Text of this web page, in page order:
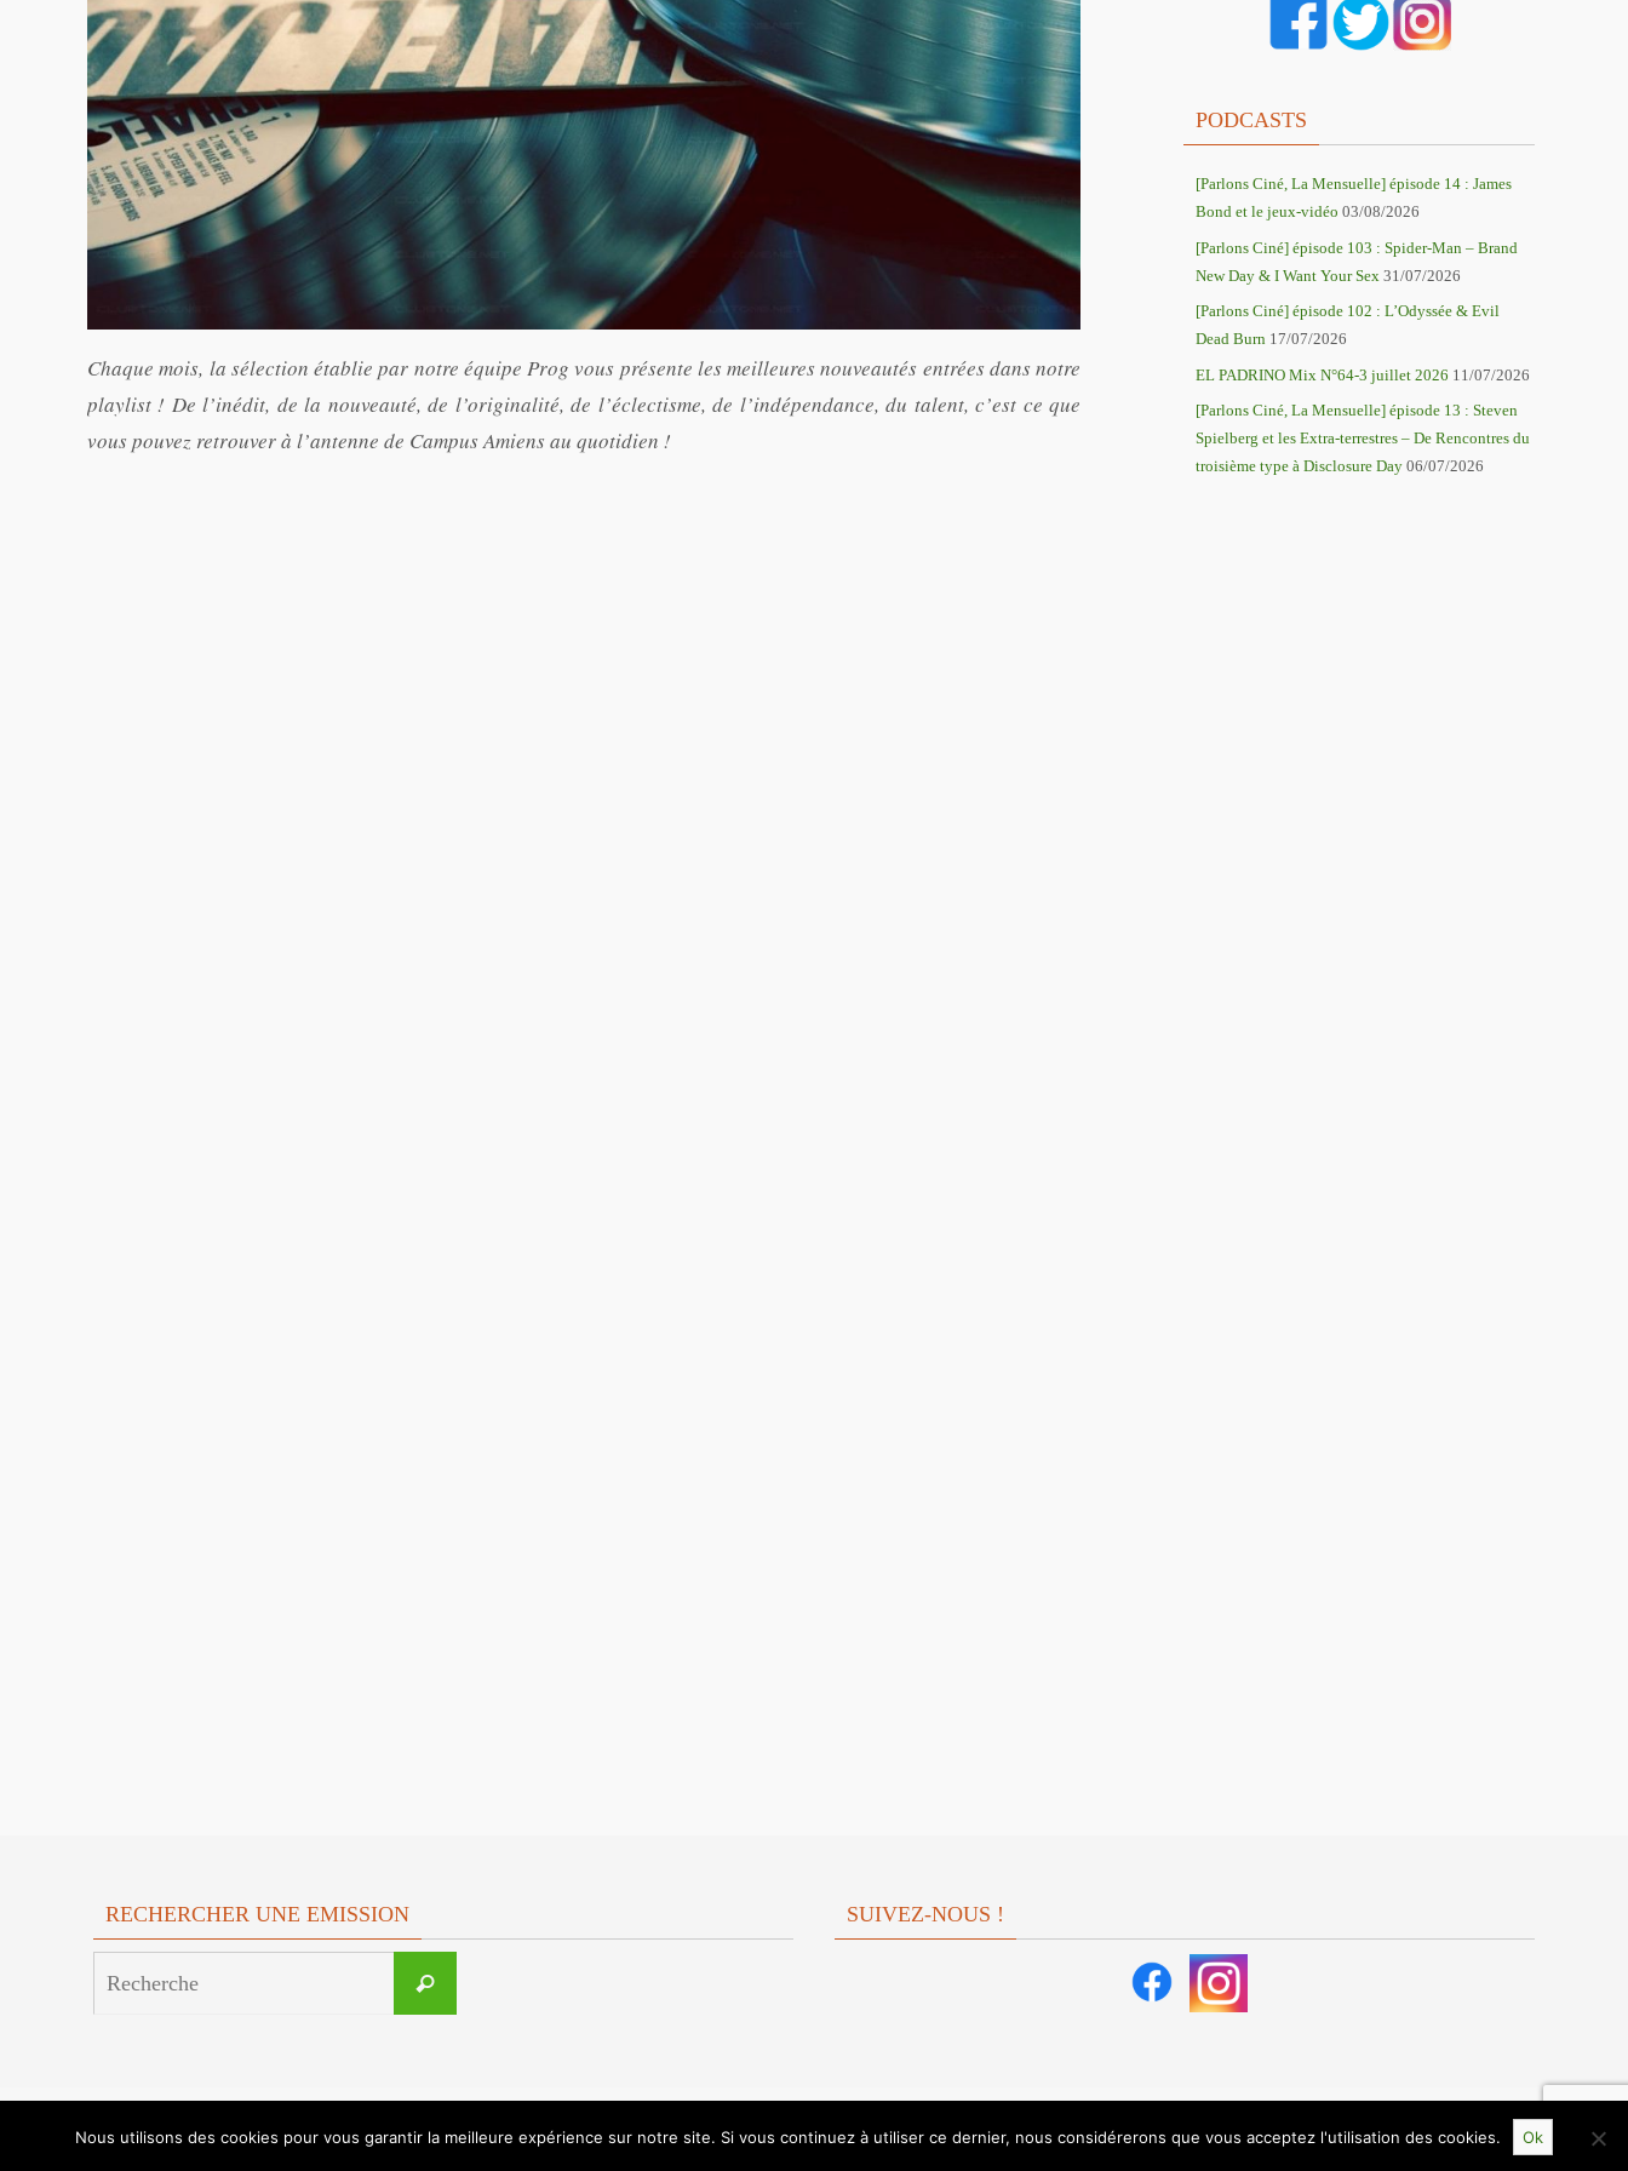
Chaque mois, la sélection établie par notre équipe Prog vous présente les meilleures nouveautés entrées dans notre
playlist ! De l’inédit, de la nouveauté, de l’originalité, de l’éclectisme, de l’indépendance, du talent, c’est ce que
vous pouvez retrouver à l’antenne de Campus Amiens au quotidien !
PODCASTS
[Parlons Ciné, La Mensuelle] épisode 14 : James
Bond et le jeux-vidéo 03/08/2026
[Parlons Ciné] épisode 103 : Spider-Man – Brand
New Day & I Want Your Sex 31/07/2026
[Parlons Ciné] épisode 102 : L’Odyssée & Evil
Dead Burn 17/07/2026
EL PADRINO Mix N°64-3 juillet 2026 11/07/2026
[Parlons Ciné, La Mensuelle] épisode 13 : Steven
Spielberg et les Extra-terrestres – De Rencontres du
troisième type à Disclosure Day 06/07/2026
RECHERCHER UNE EMISSION
Recherche
SUIVEZ-NOUS !
Fonctionne avec WordPress.
Nous utilisons des cookies pour vous garantir la meilleure expérience sur notre site. Si vous continuez à utiliser ce dernier, nous considérerons que vous acceptez l'utilisation des cookies. Ok